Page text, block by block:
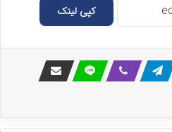
کپی لینک